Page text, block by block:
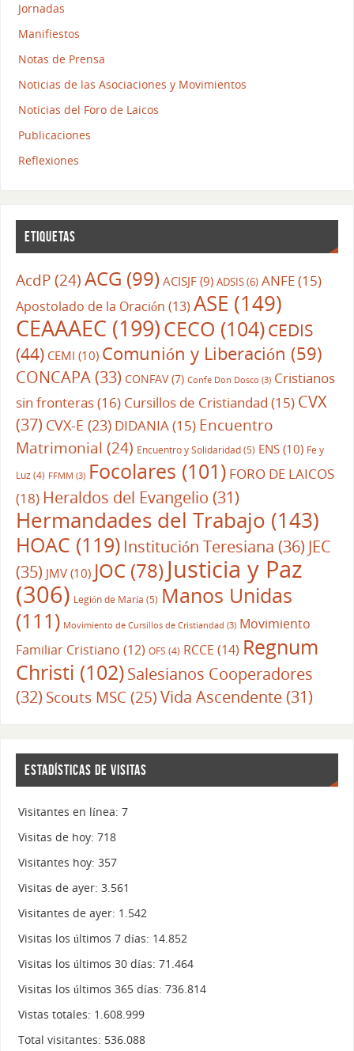
Jornadas
Manifiestos
Notas de Prensa
Noticias de las Asociaciones y Movimientos
Noticias del Foro de Laicos
Publicaciones
Reflexiones
ETIQUETAS
AcdP(24) ACG (99) ACISJF(9) ADSIS(6) ANFE(15)
Apostolado de la Oración (13) ASE (149)
CEAAAEC (199)CECO (104)CEDIS
(44) CEMI (10) Comunión y Liberación (59)
CONCAPA(33) CONFAV(7) Confe Don Dosco (3) Cristianos
sin fronteras(16) Cursillos de Cristiandad (15) CVX
(37) CVX-E (23) DIDANIA(15) Encuentro
Matrimonial (24) Encuentro y Solidaridad(5) ENS(10) Fe y
Luz (4) FFMM (3) Focolares (101) FORO DE LAICOS
(18) Heraldos del Evangelio (31)
Hermandades del Trabajo (143)
HOAC (119) Institución Teresiana (36) JEC
(35) JMV(10) JOC(78)Justicia y Paz
(306) Legión de María (5) Manos Unidas
(111) Movimiento de Cursillos de Cristiandad (3) Movimiento
Familiar Cristiano (12) OFS (4) RCCE (14) Regnum
Christi (102)Salesianos Cooperadores
(32) Scouts MSC(25) Vida Ascendente(31)
ESTADÍSTICAS DE VISITAS
Visitantes en línea: 7
Visitas de hoy: 718
Visitantes hoy: 357
Visitas de ayer: 3.561
Visitantes de ayer: 1.542
Visitas los últimos 7 días: 14.852
Visitas los últimos 30 días: 71.464
Visitas los últimos 365 días: 736.814
Vistas totales: 1.608.999
Total visitantes: 536.088